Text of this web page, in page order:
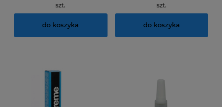
szt.
do koszyka
szt.
do koszyka